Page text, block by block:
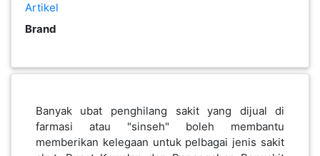
Artikel
Brand
Banyak ubat penghilang sakit yang dijual di
farmasi atau "sinseh" boleh membantu
memberikan kelegaan untuk pelbagai jenis sakit
PRODUK
PERNIAGAAN(41)